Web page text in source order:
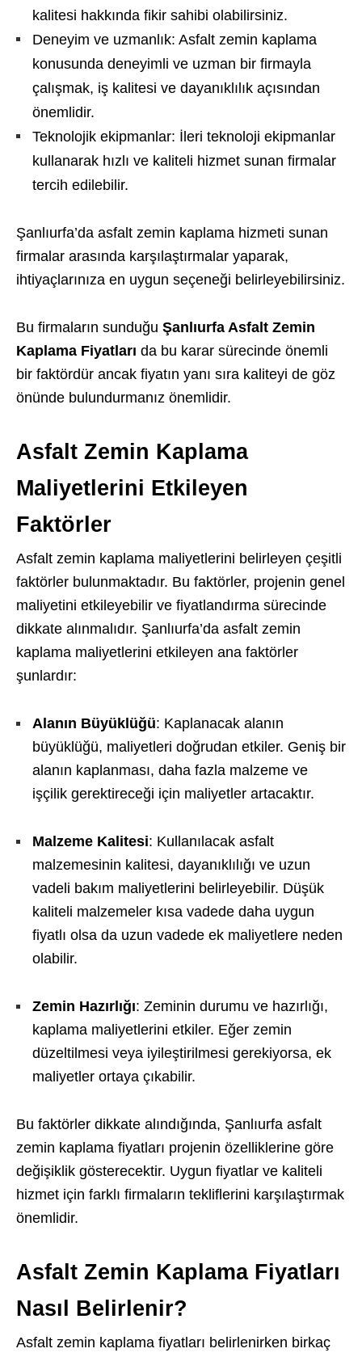
kalitesi hakkında fikir sahibi olabilirsiniz.
Deneyim ve uzmanlık: Asfalt zemin kaplama
konusunda deneyimli ve uzman bir firmayla
çalışmak, iş kalitesi ve dayanıklılık açısından
önemlidir.
Teknolojik ekipmanlar: İleri teknoloji ekipmanlar
kullanarak hızlı ve kaliteli hizmet sunan firmalar
tercih edilebilir.
Şanlıurfa’da asfalt zemin kaplama hizmeti sunan
firmalar arasında karşılaştırmalar yaparak,
ihtiyaçlarınıza en uygun seçeneği belirleyebilirsiniz.
Bu firmaların sunduğu Şanlıurfa Asfalt Zemin
Kaplama Fiyatları da bu karar sürecinde önemli
bir faktördür ancak fiyatın yanı sıra kaliteyi de göz
önünde bulundurmanız önemlidir.
Asfalt Zemin Kaplama
Maliyetlerini Etkileyen
Faktörler
Asfalt zemin kaplama maliyetlerini belirleyen çeşitli
faktörler bulunmaktadır. Bu faktörler, projenin genel
maliyetini etkileyebilir ve fiyatlandırma sürecinde
dikkate alınmalıdır. Şanlıurfa’da asfalt zemin
kaplama maliyetlerini etkileyen ana faktörler
şunlardır:
Alanın Büyüklüğü: Kaplanacak alanın
büyüklüğü, maliyetleri doğrudan etkiler. Geniş bir
alanın kaplanması, daha fazla malzeme ve
işçilik gerektireceği için maliyetler artacaktır.
Malzeme Kalitesi: Kullanılacak asfalt
malzemesinin kalitesi, dayanıklılığı ve uzun
vadeli bakım maliyetlerini belirleyebilir. Düşük
kaliteli malzemeler kısa vadede daha uygun
fiyatlı olsa da uzun vadede ek maliyetlere neden
olabilir.
Zemin Hazırlığı: Zeminin durumu ve hazırlığı,
kaplama maliyetlerini etkiler. Eğer zemin
düzeltilmesi veya iyileştirilmesi gerekiyorsa, ek
maliyetler ortaya çıkabilir.
Bu faktörler dikkate alındığında, Şanlıurfa asfalt
zemin kaplama fiyatları projenin özelliklerine göre
değişiklik gösterecektir. Uygun fiyatlar ve kaliteli
hizmet için farklı firmaların tekliflerini karşılaştırmak
önemlidir.
Asfalt Zemin Kaplama Fiyatları
Nasıl Belirlenir?
Asfalt zemin kaplama fiyatları belirlenirken birkaç